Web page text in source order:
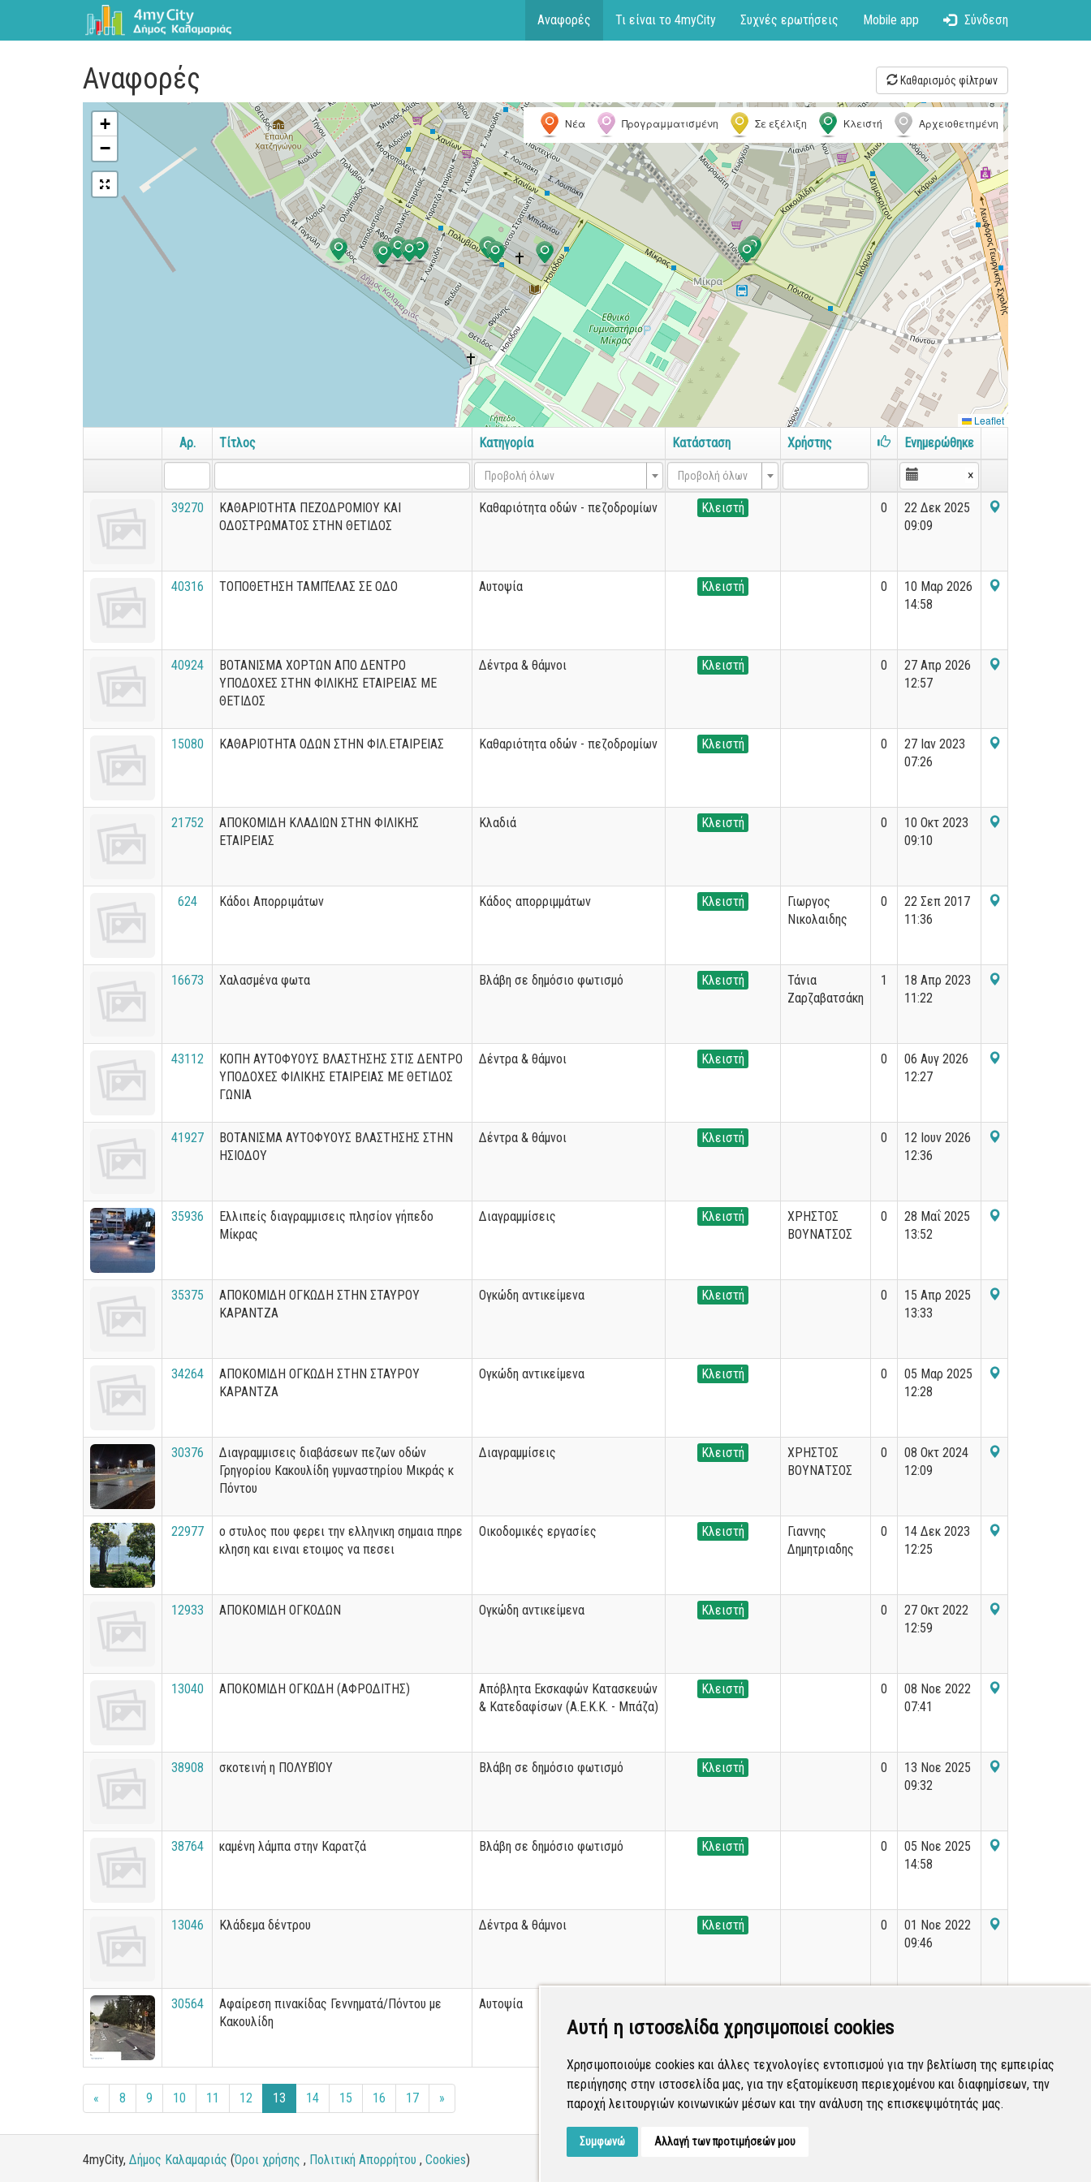
Αυτή η ιστοσελίδα χρησιμοποιεί cookies
Χρησιμοποιούμε cookies και άλλες τεχνολογίες εντοπισμού για την βελτίωση της εμπειρίας
περιήγησης στην ιστοσελίδα μας, για την εξατομίκευση περιεχομένου και διαφημίσεων, την
παροχή λειτουργιών κοινωνικών μέσων και την ανάλυση της επισκεψιμότητάς μας.
Συμφωνώ Αλλαγή των προτιμήσεών μου
Αναφορές Τι είναι το 4myCity Συχνές ερωτήσεις Mobile app Σύνδεση
Αναφορές Καθαρισμός φίλτρων
+
−
Νέα Προγραμματισμένη Σε εξέλιξη Κλειστή Αρχειοθετημένη
Leaflet
Αρ. Τίτλος Κατηγορία Κατάσταση Χρήστης Ενημερώθηκε
Προβολή όλων Προβολή όλων ×
39270
ΚΑΘΑΡΙΟΤΗΤΑ ΠΕΖΟΔΡΟΜΙΟΥ ΚΑΙ
ΟΔΟΣΤΡΩΜΑΤΟΣ ΣΤΗΝ ΘΕΤΙΔΟΣ
Καθαριότητα οδών - πεζοδρομίων Κλειστή 0
22 Δεκ 2025
09:09
40316 ΤΟΠΟΘΕΤΗΣΗ ΤΑΜΠΈΛΑΣ ΣΕ ΟΔΟ Αυτοψία Κλειστή 0
10 Μαρ 2026
14:58
40924
ΒΟΤΑΝΙΣΜΑ ΧΟΡΤΩΝ ΑΠΟ ΔΕΝΤΡΟ
ΥΠΟΔΟΧΕΣ ΣΤΗΝ ΦΙΛΙΚΗΣ ΕΤΑΙΡΕΙΑΣ ΜΕ
ΘΕΤΙΔΟΣ
Δέντρα & θάμνοι Κλειστή 0
27 Απρ 2026
12:57
15080 ΚΑΘΑΡΙΟΤΗΤΑ ΟΔΩΝ ΣΤΗΝ ΦΙΛ.ΕΤΑΙΡΕΙΑΣ Καθαριότητα οδών - πεζοδρομίων Κλειστή 0
27 Ιαν 2023
07:26
21752
ΑΠΟΚΟΜΙΔΗ ΚΛΑΔΙΩΝ ΣΤΗΝ ΦΙΛΙΚΗΣ
ΕΤΑΙΡΕΙΑΣ
Κλαδιά Κλειστή 0
10 Οκτ 2023
09:10
624 Κάδοι Απορριμάτων Κάδος απορριμμάτων Κλειστή
Γιωργος
Νικολαιδης
0
22 Σεπ 2017
11:36
16673 Χαλασμένα φωτα Βλάβη σε δημόσιο φωτισμό Κλειστή
Τάνια
Ζαρζαβατσάκη
1
18 Απρ 2023
11:22
43112
ΚΟΠΗ ΑΥΤΟΦΥΟΥΣ ΒΛΑΣΤΗΣΗΣ ΣΤΙΣ ΔΕΝΤΡΟ
ΥΠΟΔΟΧΕΣ ΦΙΛΙΚΗΣ ΕΤΑΙΡΕΙΑΣ ΜΕ ΘΕΤΙΔΟΣ
ΓΩΝΙΑ
Δέντρα & θάμνοι Κλειστή 0
06 Αυγ 2026
12:27
41927
ΒΟΤΑΝΙΣΜΑ ΑΥΤΟΦΥΟΥΣ ΒΛΑΣΤΗΣΗΣ ΣΤΗΝ
ΗΣΙΟΔΟΥ
Δέντρα & θάμνοι Κλειστή 0
12 Ιουν 2026
12:36
35936
Ελλιπείς διαγραμμισεις πλησίον γήπεδο
Μίκρας
Διαγραμμίσεις Κλειστή
ΧΡΗΣΤΟΣ
ΒΟΥΝΑΤΣΟΣ
0
28 Μαΐ 2025
13:52
35375
ΑΠΟΚΟΜΙΔΗ ΟΓΚΩΔΗ ΣΤΗΝ ΣΤΑΥΡΟΥ
ΚΑΡΑΝΤΖΑ
Ογκώδη αντικείμενα Κλειστή 0
15 Απρ 2025
13:33
34264
ΑΠΟΚΟΜΙΔΗ ΟΓΚΩΔΗ ΣΤΗΝ ΣΤΑΥΡΟΥ
ΚΑΡΑΝΤΖΑ
Ογκώδη αντικείμενα Κλειστή 0
05 Μαρ 2025
12:28
30376
Διαγραμμισεις διαβάσεων πεζων οδών
Γρηγορίου Κακουλίδη γυμναστηρίου Μικράς κ
Πόντου
Διαγραμμίσεις Κλειστή
ΧΡΗΣΤΟΣ
ΒΟΥΝΑΤΣΟΣ
0
08 Οκτ 2024
12:09
22977
ο στυλος που φερει την ελληνικη σημαια πηρε
κληση και ειναι ετοιμος να πεσει
Οικοδομικές εργασίες Κλειστή
Γιαννης
Δημητριαδης
0
14 Δεκ 2023
12:25
12933 ΑΠΟΚΟΜΙΔΗ ΟΓΚΟΔΩΝ Ογκώδη αντικείμενα Κλειστή 0
27 Οκτ 2022
12:59
13040 ΑΠΟΚΟΜΙΔΗ ΟΓΚΩΔΗ (ΑΦΡΟΔΙΤΗΣ)
Απόβλητα Εκσκαφών Κατασκευών
& Κατεδαφίσων (Α.Ε.Κ.Κ. - Μπάζα)
Κλειστή 0
08 Νοε 2022
07:41
38908 σκοτεινή η ΠΟΛΥΒΊΟΥ Βλάβη σε δημόσιο φωτισμό Κλειστή 0
13 Νοε 2025
09:32
38764 καμένη λάμπα στην Καρατζά Βλάβη σε δημόσιο φωτισμό Κλειστή 0
05 Νοε 2025
14:58
13046 Κλάδεμα δέντρου Δέντρα & θάμνοι Κλειστή 0
01 Νοε 2022
09:46
30564
Αφαίρεση πινακίδας Γεννηματά/Πόντου με
Κακουλίδη
Αυτοψία
« 8 9 10 11 12 13 14 15 16 17 » Εμφανίζονται241-260από36.200εγγραφές.
4myCity, Δήμος Καλαμαριάς (Όροι χρήσης , Πολιτική Απορρήτου , Cookies)